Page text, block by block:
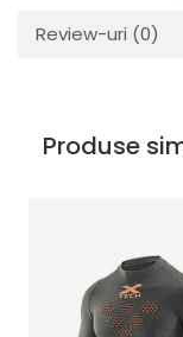
Review-uri (0)
Produse